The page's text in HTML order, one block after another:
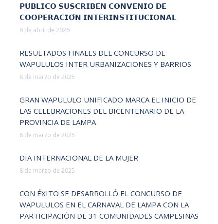
𝗣𝗨́𝗕𝗟𝗜𝗖𝗢 𝗦𝗨𝗦𝗖𝗥𝗜𝗕𝗘𝗡 𝗖𝗢𝗡𝗩𝗘𝗡𝗜𝗢 𝗗𝗘
𝗖𝗢𝗢𝗣𝗘𝗥𝗔𝗖𝗜𝗢́𝗡 𝗜𝗡𝗧𝗘𝗥𝗜𝗡𝗦𝗧𝗜𝗧𝗨𝗖𝗜𝗢𝗡𝗔𝗟
6 de abril de 2026
RESULTADOS FINALES DEL CONCURSO DE
WAPULULOS INTER URBANIZACIONES Y BARRIOS
8 de marzo de 2025
GRAN WAPULULO UNIFICADO MARCA EL INICIO DE
LAS CELEBRACIONES DEL BICENTENARIO DE LA
PROVINCIA DE LAMPA
8 de marzo de 2025
DIA INTERNACIONAL DE LA MUJER
8 de marzo de 2025
CON ÉXITO SE DESARROLLÓ EL CONCURSO DE
WAPULULOS EN EL CARNAVAL DE LAMPA CON LA
PARTICIPACIÓN DE 31 COMUNIDADES CAMPESINAS